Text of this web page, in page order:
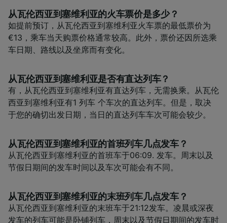
从瓦伦西亚到塞维利亚的火车票价是多少？
如提前预订，从瓦伦西亚到塞维利亚火车票的最低票价为
€13，乘车当天购票价格通常较高。此外，票价还因所选乘
车日期、路线以及坐席而有变化。
从瓦伦西亚到塞维利亚是否有直达列车？
有，从瓦伦西亚到塞维利亚有直达列车，无需换乘。从瓦伦
西亚到塞维利亚有1 列车 个车次的直达列车。但是，取决
于您的确切出发日期，当日的直达列车车次可能会较少。
从瓦伦西亚到塞维利亚的首班列车几点发车？
从瓦伦西亚到塞维利亚的首班车于06:09. 发车。周末以及
节假日期间的发车时间以及车次可能会有不同。
从瓦伦西亚到塞维利亚的末班列车几点发车？
从瓦伦西亚到塞维利亚的末班车于21:12发车。凌晨或深夜
发车的列车可能是卧铺列车，周末以及节假日期间的发车时